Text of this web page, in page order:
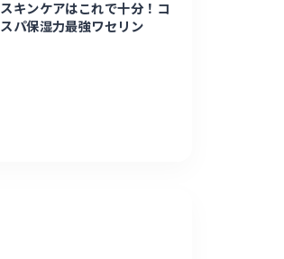
スキンケアはこれで十分！コ
スパ保湿力最強ワセリン